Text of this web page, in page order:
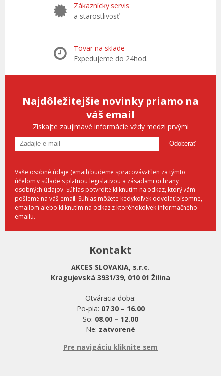
Zákaznícky servis
a starostlivosť
Tovar na sklade
Expedujeme do 24hod.
Najdôležitejšie novinky priamo na
váš email
Získajte zaujímavé informácie vždy medzi prvými
Odoberať
Vaše osobné údaje (email) budeme spracovávať len za týmto
účelom v súlade s platnou legislatívou a zásadami ochrany
osobných údajov. Súhlas potvrdíte kliknutím na odkaz, ktorý vám
pošleme na váš email. Súhlas môžete kedykoľvek odvolať písomne,
emailom alebo kliknutím na odkaz z ktoréhokoľvek informačného
emailu.
Kontakt
AKCES SLOVAKIA, s.r.o.
Kragujevská 3931/39, 010 01 Žilina
Otváracia doba:
Po-pia: 07.30 – 16.00
So: 08.00 – 12.00
Ne: zatvorené
Pre navigáciu kliknite sem